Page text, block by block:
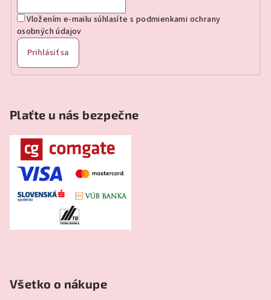
Vložením e-mailu súhlasíte s podmienkami ochrany
osobných údajov
Prihlásiť sa
Plaťte u nás bezpečne
Všetko o nákupe